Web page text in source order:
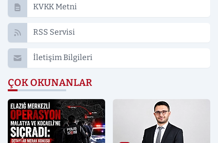
KVKK Metni
RSS Servisi
İletişim Bilgileri
ÇOK OKUNANLAR